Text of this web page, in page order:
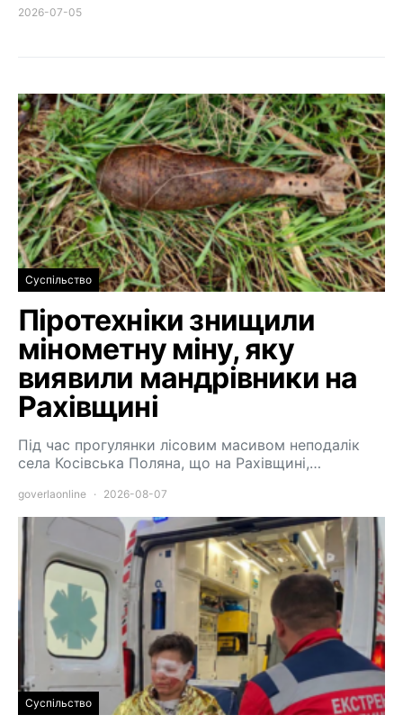
2026-07-05
Суспільство
Піротехніки знищили
мінометну міну, яку
виявили мандрівники на
Рахівщині
Під час прогулянки лісовим масивом неподалік
села Косівська Поляна, що на Рахівщині,…
goverlaonline 2026-08-07
Суспільство